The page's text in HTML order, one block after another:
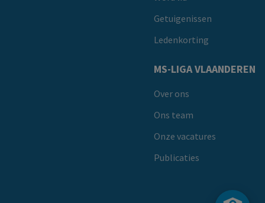
Getuigenissen
Ledenkorting
MS-LIGA VLAANDEREN
Over ons
Ons team
Onze vacatures
Publicaties